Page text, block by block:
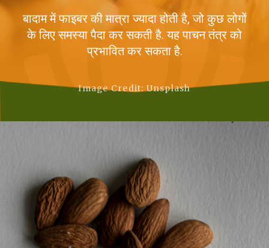
बादाम में फाइबर की मात्रा ज्यादा होती है, जो कुछ लोगों
के लिए समस्या पैदा कर सकती है. यह पाचन तंत्र को
प्रभावित कर सकता है.
Image Credit: Unsplash